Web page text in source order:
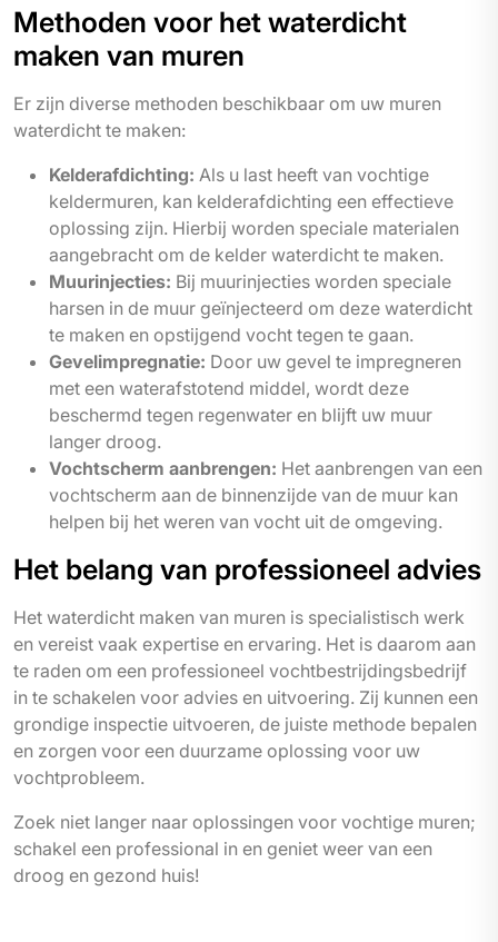
Methoden voor het waterdicht
maken van muren
Er zijn diverse methoden beschikbaar om uw muren
waterdicht te maken:
Kelderafdichting: Als u last heeft van vochtige
keldermuren, kan kelderafdichting een effectieve
oplossing zijn. Hierbij worden speciale materialen
aangebracht om de kelder waterdicht te maken.
Muurinjecties: Bij muurinjecties worden speciale
harsen in de muur geïnjecteerd om deze waterdicht
te maken en opstijgend vocht tegen te gaan.
Gevelimpregnatie: Door uw gevel te impregneren
met een waterafstotend middel, wordt deze
beschermd tegen regenwater en blijft uw muur
langer droog.
Vochtscherm aanbrengen: Het aanbrengen van een
vochtscherm aan de binnenzijde van de muur kan
helpen bij het weren van vocht uit de omgeving.
Het belang van professioneel advies
Het waterdicht maken van muren is specialistisch werk
en vereist vaak expertise en ervaring. Het is daarom aan
te raden om een professioneel vochtbestrijdingsbedrijf
in te schakelen voor advies en uitvoering. Zij kunnen een
grondige inspectie uitvoeren, de juiste methode bepalen
en zorgen voor een duurzame oplossing voor uw
vochtprobleem.
Zoek niet langer naar oplossingen voor vochtige muren;
schakel een professional in en geniet weer van een
droog en gezond huis!